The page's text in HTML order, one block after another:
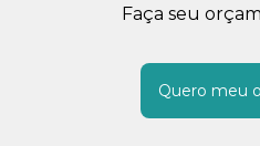
Faça seu
Quero meu